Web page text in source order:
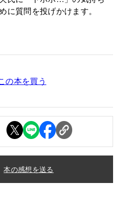
に質問を投げかけます。
の本を買う
本の感想を送る